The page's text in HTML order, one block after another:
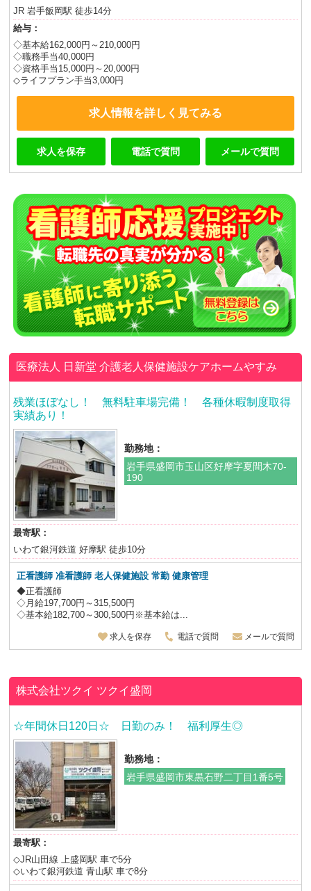
JR 岩手飯岡駅 徒歩14分
給与：
◇基本給162,000円～210,000円
◇職務手当40,000円
◇資格手当15,000円～20,000円
◇ライフプラン手当3,000円
求人情報を詳しく見てみる
求人を保存 電話で質問 メールで質問
医療法人 日新堂介護老人保健施設ケアホームやすみ
残業ほぼなし！ 無料駐車場完備！ 各種休暇制度取得
実績あり！
勤務地：
岩手県盛岡市玉山区好摩字夏間木70-
190
最寄駅：
いわて銀河鉄道 好摩駅 徒歩10分
正看護師 准看護師 老人保健施設常勤 健康管理
◆正看護師
◇月給197,700円～315,500円
◇基本給182,700～300,500円※基本給は...
求人を保存 電話で質問 メールで質問
株式会社ツクイ ツクイ盛岡
☆年間休日120日☆ 日勤のみ！ 福利厚生◎
勤務地：
岩手県盛岡市東黒石野二丁目1番5号
最寄駅：
◇JR山田線 上盛岡駅 車で5分
◇いわて銀河鉄道 青山駅 車で8分